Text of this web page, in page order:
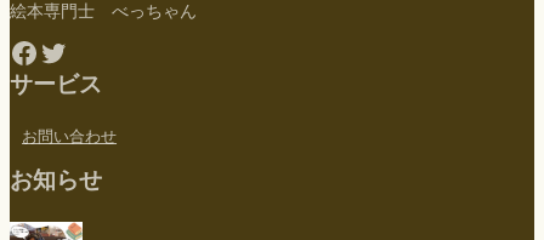
絵本専門士 べっちゃん
Facebook
Twitter
サービス
お問い合わせ
お知らせ